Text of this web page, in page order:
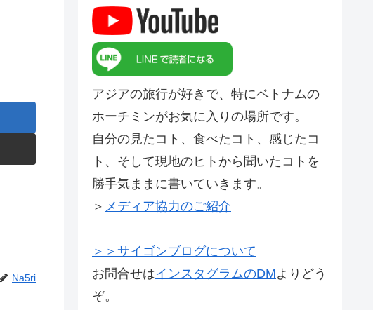
Na5ri
アジアの旅行が好きで、特にベトナムの
ホーチミンがお気に入りの場所です。
自分の見たコト、食べたコト、感じたコ
ト、そして現地のヒトから聞いたコトを
勝手気ままに書いていきます。
＞ メディア協力のご紹介
＞＞サイゴンブログについて
お問合せはインスタグラムのDMよりどう
ぞ。